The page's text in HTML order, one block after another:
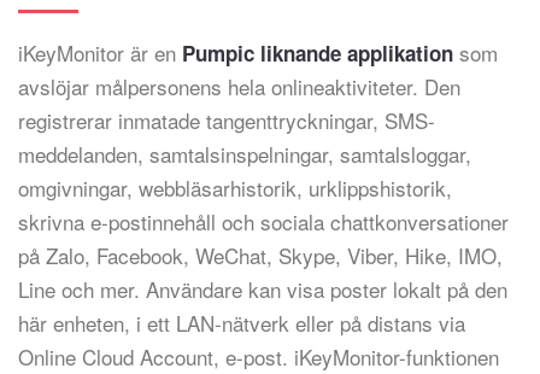
iKeyMonitor är en Pumpic liknande applikation som
avslöjar målpersonens hela onlineaktiviteter. Den
registrerar inmatade tangenttryckningar, SMS-
meddelanden, samtalsinspelningar, samtalsloggar,
omgivningar, webbläsarhistorik, urklippshistorik,
skrivna e-postinnehåll och sociala chattkonversationer
på Zalo, Facebook, WeChat, Skype, Viber, Hike, IMO,
Line och mer. Användare kan visa poster lokalt på den
här enheten, i ett LAN-nätverk eller på distans via
Online Cloud Account, e-post. iKeyMonitor-funktionen